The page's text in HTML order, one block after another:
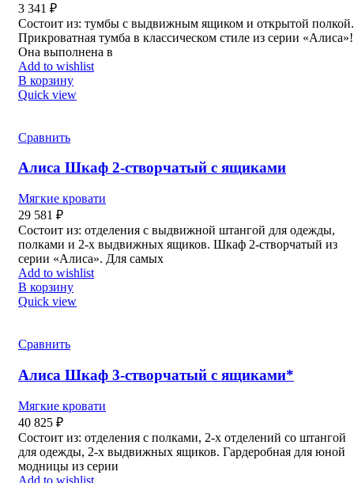
3 341 ₽
Состоит из: тумбы с выдвижным ящиком и открытой полкой.
Прикроватная тумба в классическом стиле из серии «Алиса»!
Она выполнена в
Add to wishlist
В корзину
Quick view
Сравнить
Алиса Шкаф 2-створчатый с ящиками
Мягкие кровати
29 581 ₽
Состоит из: отделения с выдвижной штангой для одежды,
полками и 2-х выдвижных ящиков. Шкаф 2-створчатый из
серии «Алиса». Для самых
Add to wishlist
В корзину
Quick view
Сравнить
Алиса Шкаф 3-створчатый с ящиками*
Мягкие кровати
40 825 ₽
Состоит из: отделения с полками, 2-х отделений со штангой
для одежды, 2-х выдвижных ящиков. Гардеробная для юной
модницы из серии
Add to wishlist